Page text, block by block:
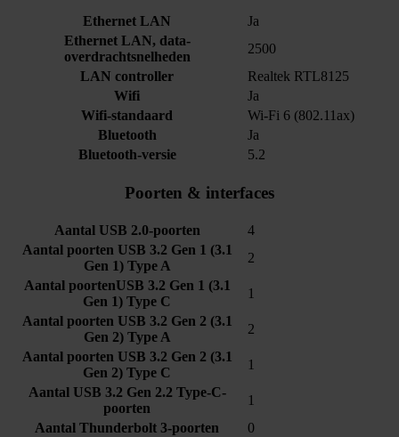
Ethernet LAN
Ja
Ethernet LAN, data-
overdrachtsnelheden
2500
LAN controller
Realtek RTL8125
Wifi
Ja
Wifi-standaard
Wi-Fi 6 (802.11ax)
Bluetooth
Ja
Bluetooth-versie
5.2
Poorten & interfaces
Aantal USB 2.0-poorten
4
Aantal poorten USB 3.2 Gen 1 (3.1
Gen 1) Type A
2
Aantal poortenUSB 3.2 Gen 1 (3.1
Gen 1) Type C
1
Aantal poorten USB 3.2 Gen 2 (3.1
Gen 2) Type A
2
Aantal poorten USB 3.2 Gen 2 (3.1
Gen 2) Type C
1
Aantal USB 3.2 Gen 2.2 Type-C-
poorten
1
Aantal Thunderbolt 3-poorten
0